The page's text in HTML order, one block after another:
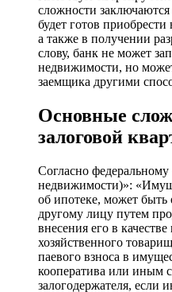
сложности
будет готов
а также в получении
слову, банк не может
недвижимости, но
заемщика другими
Основные
залоговой
Согласно федеральному
недвижимости)»:
об ипотеке, может быть
другому лицу путем
внесения его в
хозяйственного
паевого взноса в
кооператива или иным
залогодержателя, если